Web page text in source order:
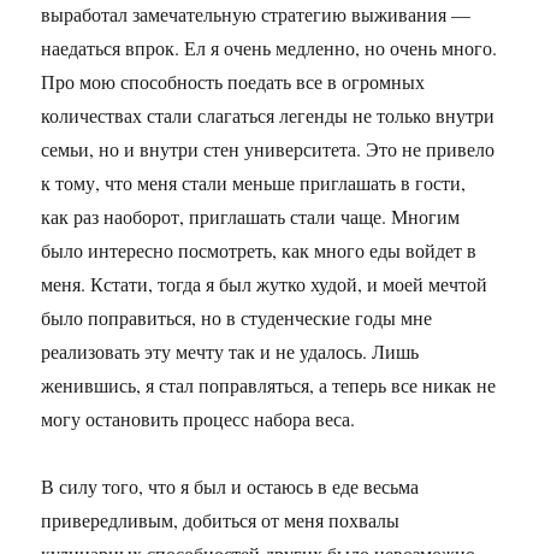
выработал замечательную стратегию выживания —
наедаться впрок. Ел я очень медленно, но очень много.
Про мою способность поедать все в огромных
количествах стали слагаться легенды не только внутри
семьи, но и внутри стен университета. Это не привело
к тому, что меня стали меньше приглашать в гости,
как раз наоборот, приглашать стали чаще. Многим
было интересно посмотреть, как много еды войдет в
меня. Кстати, тогда я был жутко худой, и моей мечтой
было поправиться, но в студенческие годы мне
реализовать эту мечту так и не удалось. Лишь
женившись, я стал поправляться, а теперь все никак не
могу остановить процесс набора веса.
В силу того, что я был и остаюсь в еде весьма
привередливым, добиться от меня похвалы